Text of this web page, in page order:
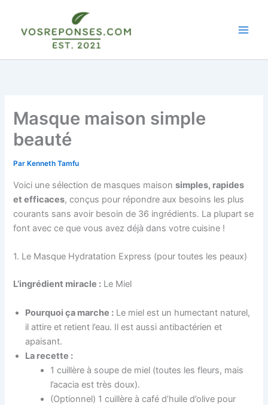
contenu
Masque maison simple
beauté
Par Kenneth Tamfu
Voici une sélection de masques maisonsimples, rapides
et efficaces, conçus pour répondre aux besoins les plus
courants sans avoir besoin de 36 ingrédients. La plupart se
font avec ce que vous avez déjà dans votre cuisine !
1. Le Masque Hydratation Express (pour toutes les peaux)
L’ingrédient miracle : Le Miel
Pourquoi ça marche : Le miel est un humectant naturel,
il attire et retient l’eau. Il est aussi antibactérien et
apaisant.
La recette :
1 cuillère à soupe de miel (toutes les fleurs, mais
l’acacia est très doux).
(Optionnel) 1 cuillère à café d’huile d’olive pour